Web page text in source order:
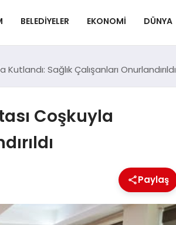
BELEDIYELER EKONOMI DÜNYA
Sağlık Çalışanları Onurlandırıldı
Coşkuyla
Paylaş